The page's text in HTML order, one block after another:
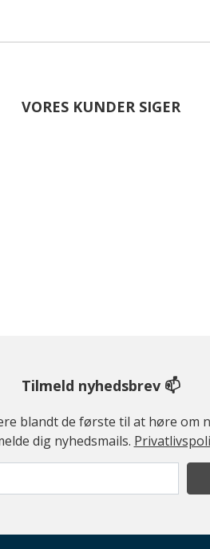
VORES KUNDER SIGER
Tilmeld nyhedsbrev 📫
blandt de første til at høre
dig nyhedsmails.